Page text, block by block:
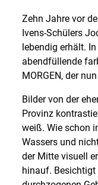
Zehn Jahre vor
Ivens-Schülers
lebendig erhält.
abendfüllende
MORGEN, der
Bilder von der
Provinz
weiß. Wie schon
Wassers und
der Mitte visuell
hinauf. Besichtigt